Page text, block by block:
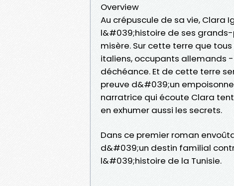
Overview
Au crépuscule de sa vie, Clara
l&#039;histoire de ses grands-
misère. Sur cette terre que
italiens, occupants allemands
déchéance. Et de cette terre
preuve d&#039;un
narratrice qui écoute Clara
en exhumer aussi les secrets.
Dans ce premier roman
d&#039;un destin familial
l&#039;histoire de la Tunisie.